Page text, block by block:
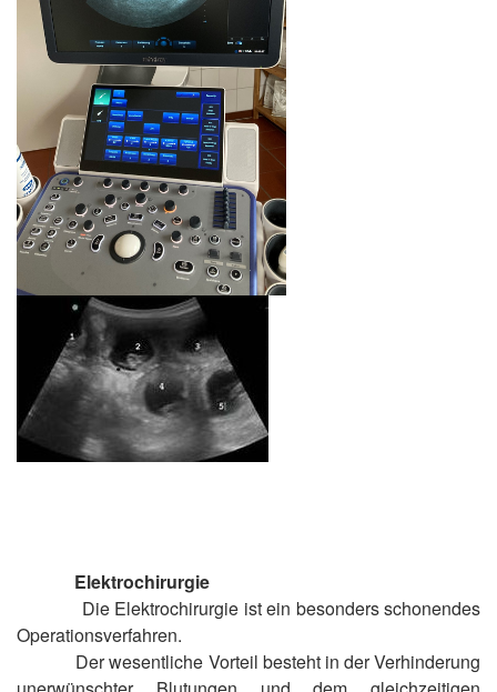
Elektrochirurgie
Die Elektrochirurgie ist ein besonders schonendes
Operationsverfahren.
Der wesentliche Vorteil besteht in der Verhinderung